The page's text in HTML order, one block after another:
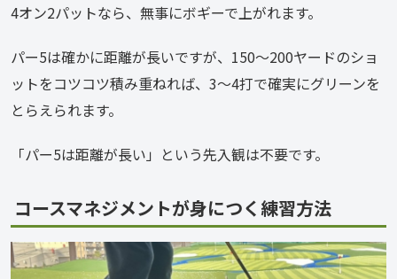
4オン2パットなら、無事にボギーで上がれます。
パー5は確かに距離が長いですが、150～200ヤードのショ
ットをコツコツ積み重ねれば、3～4打で確実にグリーンを
とらえられます。
「パー5は距離が長い」という先入観は不要です。
コースマネジメントが身につく練習方法